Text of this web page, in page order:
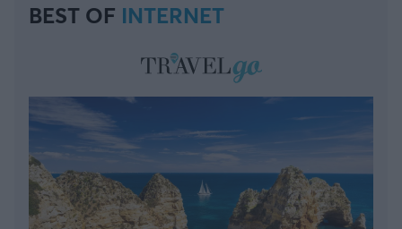
BEST OF INTERNET